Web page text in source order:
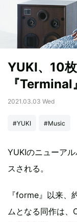
YUKI、10
『
2021.03.03 Wed
#YUKI #Music
YUKIのニューア
スされる。
『forme』以来、
ムとなる同作は、